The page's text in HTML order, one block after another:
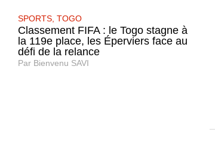
SPORTS TOGO
Classement FIFA : le Togo stagne à
la 119e place, les Éperviers face au
défi de la relance
Par Bienvenu SAVI